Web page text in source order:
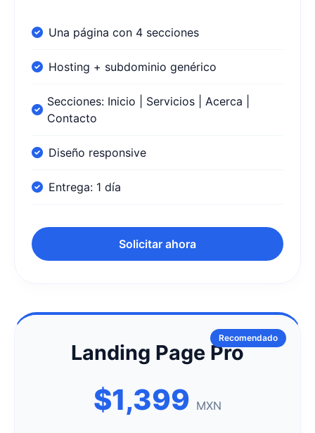
Una página con 4 secciones
Hosting + subdominio genérico
Secciones: Inicio | Servicios | Acerca |
Contacto
Diseño responsive
Entrega: 1 día
Solicitar ahora
Recomendado
Landing Page Pro
$1,399 MXN